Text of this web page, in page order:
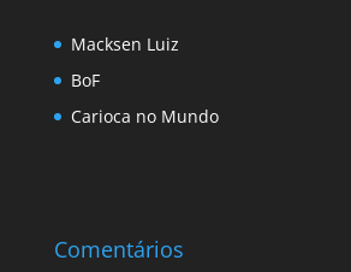
Macksen Luiz
BoF
Carioca no Mundo
Comentários